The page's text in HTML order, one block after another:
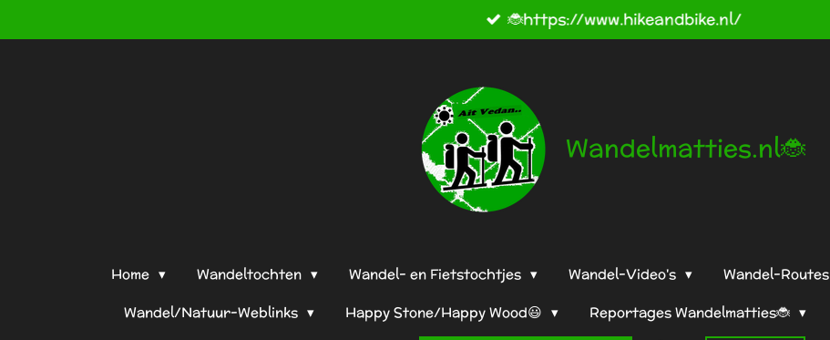
direct
🐞https://www.hikeandbike.nl/
Wandelmatties.nl🐞
Home Wandeltochten Wandel- en Fietstochtjes Wandel-Video's Wandel-Routes
Wandel/Natuur-Weblinks
Happy Stone/Happy Wood😃 Reportages Wandelmatties🐞